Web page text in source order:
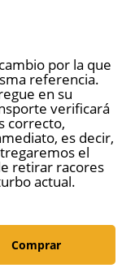
por la que
referencia.
en su
verificará
correcto,
es decir,
el
retirar racores
actual.
Comprar